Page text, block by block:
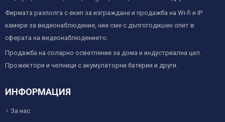
Фирмата разполга с екип за изграждане и продажба на Wi-fi и IP
камери за видеонаблюдение, ние сме с дългогодишен опит в
сферата на видеонаблюдението.
Продажба на соларно осветление за дома и индустриална цел.
Прожектори и челници с акумулаторни батерии и други.
ИНФОРМАЦИЯ
За нас